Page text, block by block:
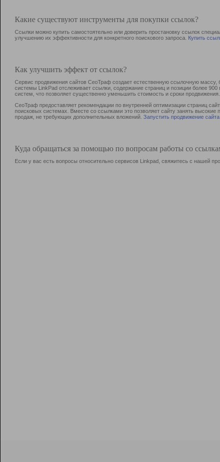
Какие существуют инструменты для покупки ссылок?
Ссылки можно купить самостоятельно или доверить простановку ссылок
улучшению их эффективности для конкретного поискового запроса. Купить
Как улучшить эффект от ссылок?
Сервис продвижения сайтов СеоТраф создает естественную ссылочную
системы LinkPad отслеживает ссылки, содержание страниц и позиции более
систем, что позволяет существенно уменьшить стоимость и сроки продвижения.
СеоТраф предоставляет рекомендации по внутренней оптимизации страниц
поисковых системах. Вместе со ссылками это позволяет сайту занять
продаж, не требующих дополнительных вложений. Запустить продвижение сайта
Куда обращаться за помощью по вопросам работы со
Если у вас есть вопросы относительно сервисов Linkpad, свяжитесь с нашей